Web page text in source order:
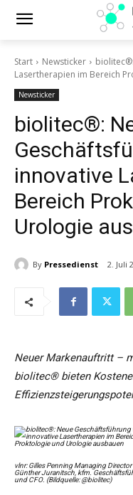
Start Newsticker
Lasertherapien im Bereich
Newsticker
biolitec®:
innovative
Bereich
Urologie
By Pressedienst 2. Juli
Neuer Markenauftritt –
biolitec® bieten
vlnr: Gilles Penning Managing
Günther Juranitsch, kfm.
und CFO. (Bildquelle: @biolitec)